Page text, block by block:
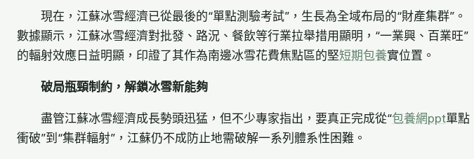
現在，江蘇冰雪經濟已從最後的“單點測驗考試”，生長為全域布局的“財產集群”。
數據顯示，江蘇冰雪經濟對批發、路況、餐飲等行業拉舉措用顯明，“一業興、百業旺”
的輻射效應日益明顯，印證了其作為南邊冰雪花費焦點區的堅短期包養實位置。
破局瓶頸制約，解鎖冰雪新能夠
盡管江蘇冰雪經濟成長勢頭迅猛，但不少專家指出，要真正完成從“包養網ppt單點
衝破”到“集群輻射”，江蘇仍不成防止地需破解一系列體系性困難。